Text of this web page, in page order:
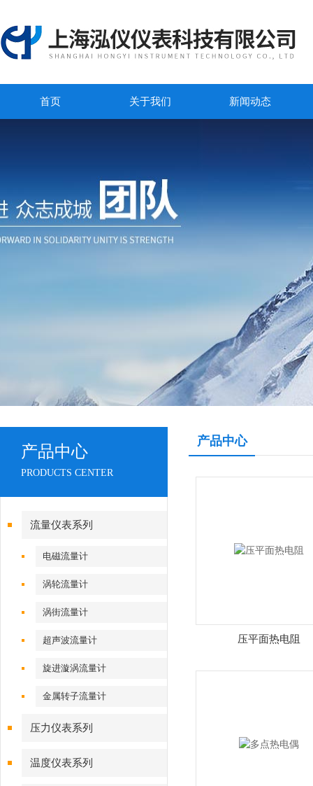
首页 关于我们 新闻动态
产品中心
PRODUCTS CENTER
流量仪表系列
电磁流量计
涡轮流量计
涡街流量计
超声波流量计
旋进漩涡流量计
金属转子流量计
压力仪表系列
温度仪表系列
产品中心
压平面热电阻